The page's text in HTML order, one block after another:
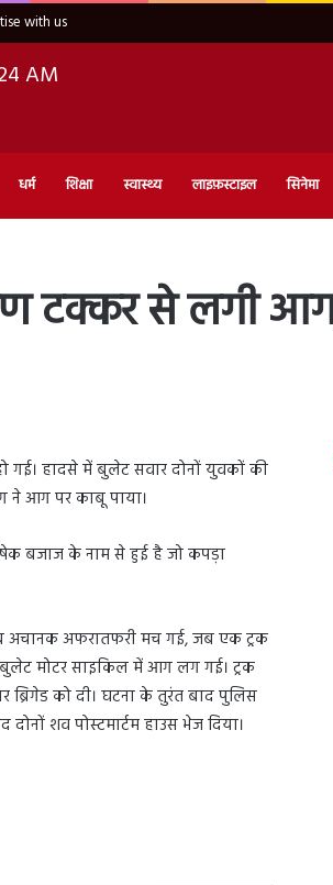
with us
AM
धर्म शिक्षा स्वास्थ्य लाइफ़स्टाइल सिनेमा
टक्कर से लगी
गई। हादसे में बुलेट सवार दोनों युवकों की
ने आग पर काबू पाया।
बजाज के नाम से हुई है जो कपड़ा
अचानक अफरातफरी मच गई, जब एक ट्रक
मोटर साइकिल में आग लग गई। ट्रक
को दी। घटना के तुरंत बाद पुलिस
शव पोस्टमार्टम हाउस भेज दिया।